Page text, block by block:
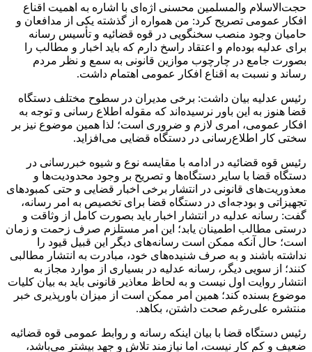
حجت‌الاسلام و‌المسلمین محسنی اژه‌ای با اشاره به اهمیت اقناع
افکار عمومی تصریح کرد: من همواره از گذشته یکی از مدافعان و
حامیان وجود منصب سخنگویی در قوه قضائیه و تأسیس رسانه
برای عدلیه بوده‌ام و اعتقاد راسخ دارم که باید اخبار و مطالب را
بصورت جامع در چارچوب موازین قانونی به سمع و نظر مردم
رساند و نسبت به اقناع افکار عمومی اهتمام داشت.
رئیس عدلیه بیان داشت: برخی مدیران در سطوح مختلف دستگاه
قضا هنوز به این باور نرسیده‌اند که مقوله اطلاع رسانی و توجه به
افکار عمومی، امری لازم و ضروری است؛ لذا همین موضوع نیز بر
سختی کار اطلاع‌رسانی در دستگاه قضایی می‌افزاید.
رئیس قوه قضائیه در ادامه با مقایسه نوع و شیوه خبررسانی در
دستگاه قضا با سایر دستگاه‌ها و تصریح بر وجود محدودیت‌ها و
معذوریت‌های قانونی در انتشار برخی اخبار قضایی و حتی کمبود‌های
تجهیزاتی و بودجه‌ای در دستگاه قضا برای تخصیص به امر رسانه،
گفت: رسانه عدلیه در انتشار اخبار باید بصورت کامل از وثاقت و
درستی مطالب اطمینان یابد؛ این امر مستلزم صرف زحمت و زمان
است؛ حال آنکه ممکن است رسانه‌های دیگر این قبیل قیود را
نداشته باشند و به صرف شنیده‌های خود، مبادرت به انتشار مطالبی
کنند؛ از سویی دیگر، رسانه عدلیه در بسیاری از موارد مجاز به
انتشار روایت اول نیست و به لحاظ معاذیر قانونی باید به بیان کلیات
موضوع بسنده کند؛ همین امر ممکن است از میزان باورپذیری خبر
منتشره علی‌رغم صحت داشتن، بکاهد.
رئیس دستگاه قضا با بیان اینکه رسانه و روابط عمومی قوه قضائیه
ضعیف و کم کار نیست، اما نیازمند تلاش و جهد بیشتر می‌باشد،